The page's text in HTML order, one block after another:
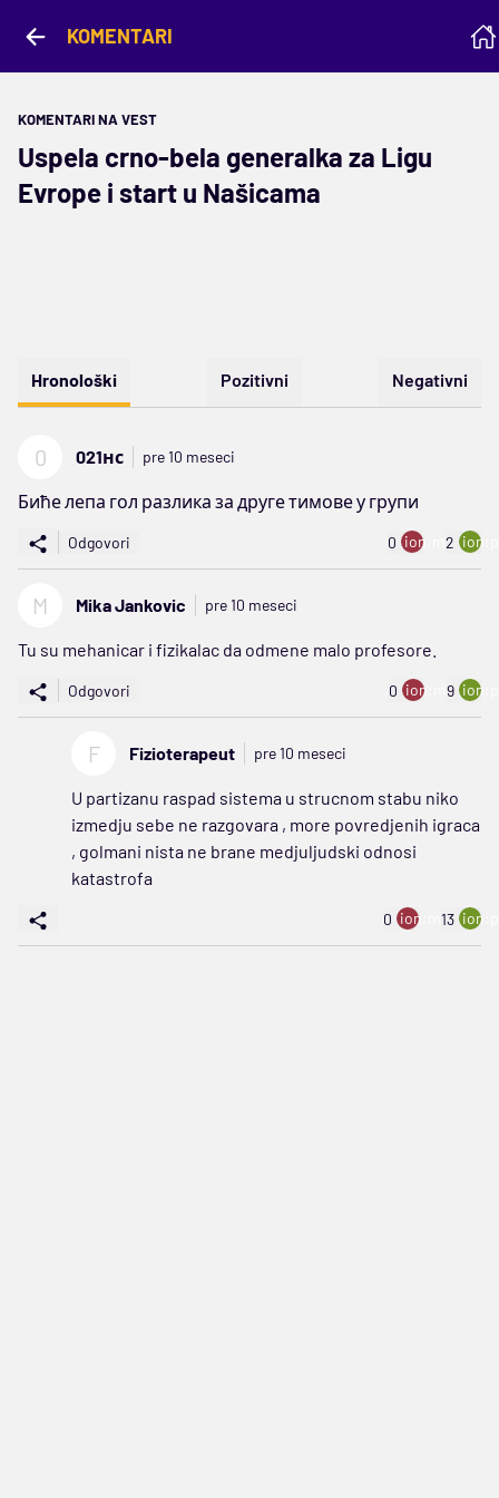
KOMENTARI
KOMENTARI NA VEST
Uspela crno-bela generalka za Ligu
Evrope i start u Našicama
Hronološki Pozitivni Negativni
0 021нс pre 10 meseci
Биће лепа гол разлика за друге тимове у групи
Odgovori 0 ion:minus
2
M Mika Jankovic pre 10 meseci
Tu su mehanicar i fizikalac da odmene malo profesore.
Odgovori 0 ion:minus
9
F Fizioterapeut pre 10 meseci
U partizanu raspad sistema u strucnom stabu niko
izmedju sebe ne razgovara , more povredjenih igraca
, golmani nista ne brane medjuljudski odnosi
katastrofa
0 ion:minus
13